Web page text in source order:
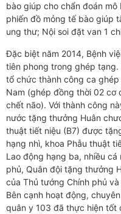
bào giúp cho chẩn đoán
phiến đồ mỏng tế bào giúp
ung thư; Nội soi đặt van 1
Đặc biệt năm 2014, Bệnh
tiên phong trong ghép
tổ chức thành công ca
Nam (ghép đồng thời 02 cơ
chết não). Với thành công
nước tặng thưởng Huân
thuật tiết niệu (B7) được
hạng nhì, khoa Phẫu thuật
Lao động hạng ba, nhiều
phủ, Quân đội tặng thưởng
của Thủ tướng Chính phủ
Bên cạnh hoạt động,
quân y 103 đã thực hiện tốt